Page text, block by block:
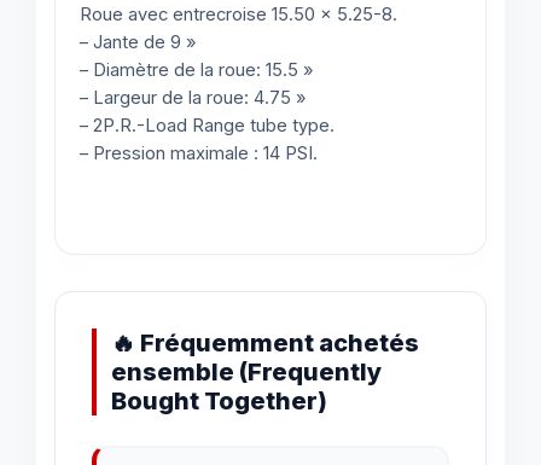
Roue avec entrecroise 15.50 x 5.25-8.
– Jante de 9 »
– Diamètre de la roue: 15.5 »
– Largeur de la roue: 4.75 »
– 2P.R.-Load Range tube type.
– Pression maximale : 14 PSI.
🔥 Fréquemment achetés
ensemble (Frequently
Bought Together)